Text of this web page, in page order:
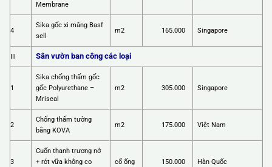
Membrane
4
Sika gốc xi măng Basf
sell
m2 165.000 Singapore
Sân vườn ban công các loại
1
Sika chống thấm gốc
gốc Polyurethane –
Mriseal
m2 305.000 Singapore
2
Chống thấm tường
bằng KOVA
m2 175.000 Việt Nam
3
Cuốn thanh trương nở
+ rót vữa không co
cổ ống 150.000 Hàn Quốc